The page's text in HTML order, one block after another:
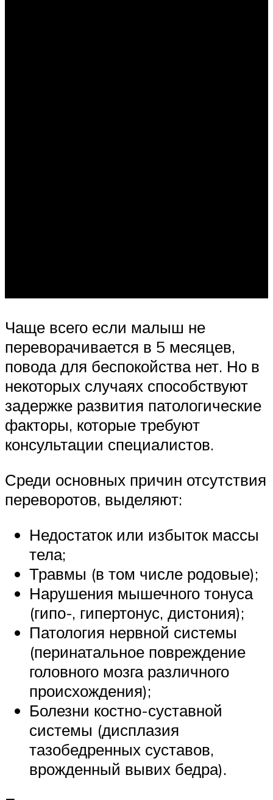
Чаще всего если малыш не
переворачивается в 5 месяцев,
повода для беспокойства нет. Но в
некоторых случаях способствуют
задержке развития патологические
факторы, которые требуют
консультации специалистов.
Среди основных причин отсутствия
переворотов, выделяют:
Недостаток или избыток массы
тела;
Травмы (в том числе родовые);
Нарушения мышечного тонуса
(гипо-, гипертонус, дистония);
Патология нервной системы
(перинатальное повреждение
головного мозга различного
происхождения);
Болезни костно-суставной
системы (дисплазия
тазобедренных суставов,
врожденный вывих бедра).